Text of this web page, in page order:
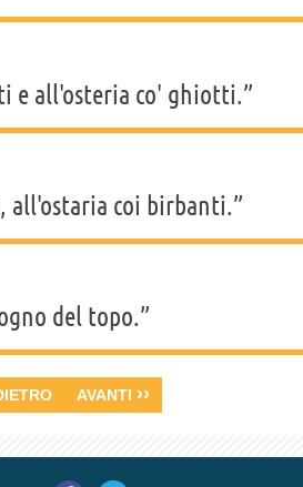
e all'osteria co' ghiotti.”
all'ostaria coi birbanti.”
del topo.”
AVANTI ››